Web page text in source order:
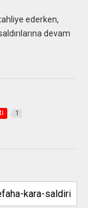
ederken,
devam
1